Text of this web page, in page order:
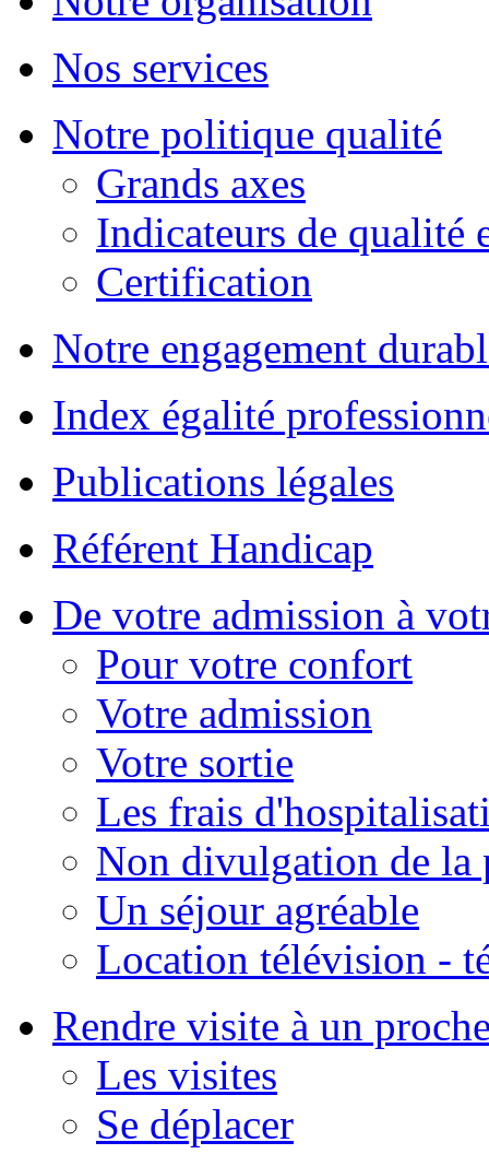
Nos services
Notre politique qualité
Grands axes
Indicateurs de qualité
Certification
Notre engagement
Index égalité
Publications légales
Référent Handicap
De votre admission à
Pour votre confort
Votre admission
Votre sortie
Les frais
Non divulgation de la
Un séjour agréable
Location télévision -
Rendre visite à un
Les visites
Se déplacer